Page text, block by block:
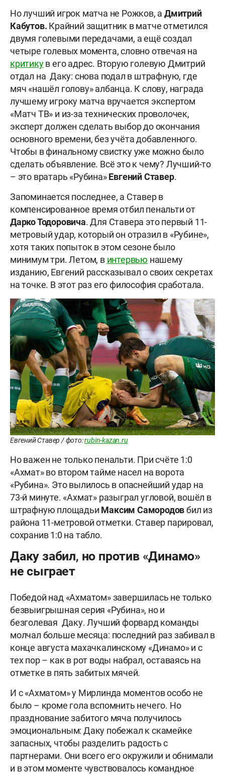
Но лучший игрок матча не Рожков, а Дмитрий
Кабутов. Крайний защитник в матче отметился
двумя голевыми передачами, а ещё создал
четыре голевых момента, словно отвечая на
критикув его адрес. Вторую голевую Дмитрий
отдал на Даку: снова подал в штрафную, где
мяч «нашёл голову» албанца. К слову, награда
лучшему игроку матча вручается экспертом
«Матч ТВ» и из-за технических проволочек,
эксперт должен сделать выбор до окончания
основного времени, без учёта добавленного.
Чтобы в финальному свистку уже можно было
сделать объявление. Всё это к чему? Лучший-то
– это вратарь «Рубина»Евгений Ставер.
Запоминается последнее, а Ставер в
компенсированное время отбил пенальти от
Дарко Тодоровича. Для Ставера это первый 11-
метровый удар, который он отразил в «Рубине»,
хотя таких попыток в этом сезоне было
минимум три. Летом, в интервью нашему
изданию, Евгений рассказывал о своих секретах
на точке. В этот раз его философия сработала.
Евгений Ставер / фото:rubin-kazan.ru
Но важен не только пенальти. При счёте 1:0
«Ахмат» во втором тайме насел на ворота
«Рубина». Это вылилось в опаснейший удар на
73-й минуте. «Ахмат» разыграл угловой, вошёл в
штрафную площадьи Максим Самородовбил из
района 11-метровой отметки. Ставер парировал,
сохранив 1:0 на табло.
Даку забил, но против «Динамо»
не сыграет
Победой над «Ахматом» завершилась не только
безвыигрышная серия «Рубина», но и
безголевая Даку. Лучший форвард команды
молчал больше месяца: последний раз забивал в
конце августа махачкалинскому «Динамо» и с
тех пор – как в рот воды набрал, оставаясь на
отметке в пять забитых мячей.
И с «Ахматом» у Мирлинда моментов особо не
было – кроме гола вспомнить нечего. Но
празднование забитого мяча получилось
эмоциональным: Даку побежал к скамейке
запасных, чтобы разделить радость с
партнерами. Они всего его окружили и обнимали
и в этом моменте чувствовалось командное